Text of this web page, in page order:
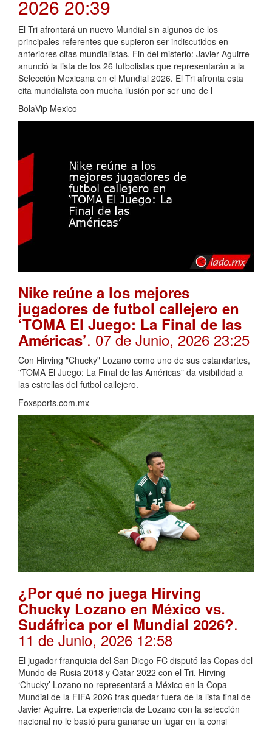
2026 20:39
El Tri afrontará un nuevo Mundial sin algunos de los
principales referentes que supieron ser indiscutidos en
anteriores citas mundialistas. Fin del misterio: Javier Aguirre
anunció la lista de los 26 futbolistas que representarán a la
Selección Mexicana en el Mundial 2026. El Tri afronta esta
cita mundialista con mucha ilusión por ser uno de l
BolaVip Mexico
Nike reúne a los mejores
jugadores de futbol callejero en
‘TOMA El Juego: La Final de las
Américas’. 07 de Junio, 2026 23:25
Con Hirving "Chucky" Lozano como uno de sus estandartes,
"TOMA El Juego: La Final de las Américas" da visibilidad a
las estrellas del futbol callejero.
Foxsports.com.mx
¿Por qué no juega Hirving
Chucky Lozano en México vs.
Sudáfrica por el Mundial 2026?.
11 de Junio, 2026 12:58
El jugador franquicia del San Diego FC disputó las Copas del
Mundo de Rusia 2018 y Qatar 2022 con el Tri. Hirving
‘Chucky’ Lozano no representará a México en la Copa
Mundial de la FIFA 2026 tras quedar fuera de la lista final de
Javier Aguirre. La experiencia de Lozano con la selección
nacional no le bastó para ganarse un lugar en la consi